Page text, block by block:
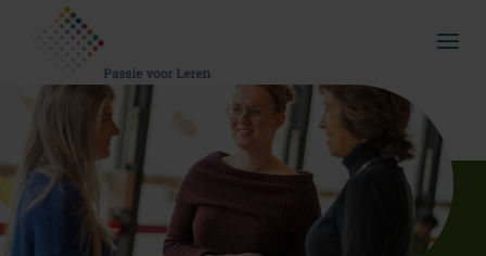
Overslaan
hoofdnavigatie
Menu